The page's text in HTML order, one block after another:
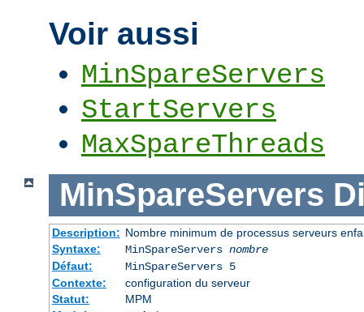
Voir aussi
MinSpareServers
StartServers
MaxSpareThreads
MinSpareServers
Description: Nombre minimum de processus serveurs
Syntaxe:
MinSpareServers nombre
Défaut:
MinSpareServers 5
Contexte:
configuration du serveur
Statut:
MPM